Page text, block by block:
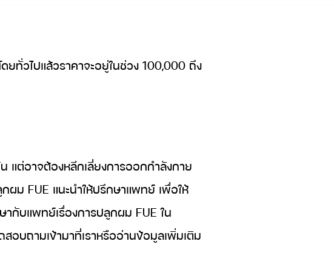
ทั่วไปแล้วราคาจะอยู่ในช่วง 100,000 ถึง
แต่อาจต้องหลีกเลี่ยงการออกกำลังกาย
ผม FUE แนะนำให้ปรึกษาแพทย์ เพื่อให้
กับแพทย์เรื่องการปลูกผม FUE ใน
อบถามเข้ามาที่เราหรืออ่านข้อมูลเพิ่มเติม